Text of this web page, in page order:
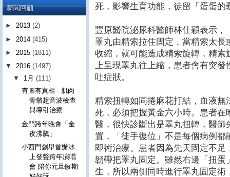
死，影響生育功能，徒留「蛋蛋的
豐原醫院泌尿科醫師林仕穎表示
睪丸由精索拉住固定，當精索太
收縮，就可能造成精索旋轉，精索
上呈現睪丸往上縮，患者會有突
吐症狀。
精索扭轉如同捲麻花打結，血液
死，必須把握黃金六小時。患者
醫，很快診斷出是睪丸扭轉，醫
置，「徒手復位」不是每個病例
即術治療。患者因為先天固定不
韌帶把睪丸固定。雖然右邊「扭
生，所以兩側同時進行睪丸固定
新聞回顧
► 2013 (2)
► 2014 (415)
► 2015 (1811)
▼ 2016 (1497)
▼ 1月(111)
有圖有真相 - 肌肉
骨骼超音波檢查
與導引治療
金門跨年晚會「金
夜沸騰」
小西門創舉首辦冰
上發聲跨年演唱
會 陪你元旦假期